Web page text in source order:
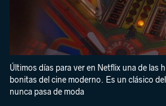
Últimos días para ver en Netflix una de las
bonitas del cine moderno. Es un clásico
nunca pasa de moda